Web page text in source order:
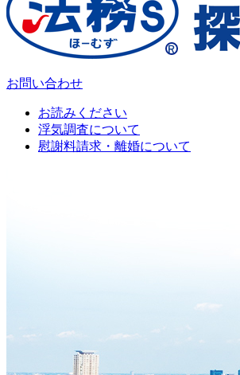
お問い合わせ
お読みください
浮気調査について
慰謝料請求・離婚について